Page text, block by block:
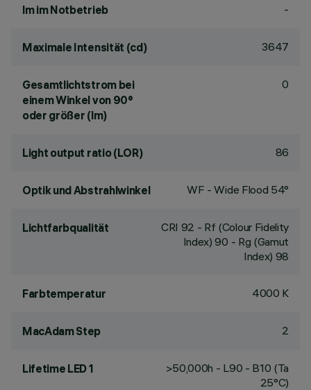
lm im Notbetrieb -
Maximale Intensität (cd) 3647
Gesamtlichtstrom bei
einem Winkel von 90°
oder größer (lm)
0
Light output ratio (LOR) 86
Optik und Abstrahlwinkel WF - Wide Flood 54°
Lichtfarbqualität CRI 92 - Rf (Colour Fidelity
Index) 90 - Rg (Gamut
Index) 98
Farbtemperatur 4000 K
MacAdam Step 2
Lifetime LED 1
>50,000h - L90 - B10 (Ta
25°C)